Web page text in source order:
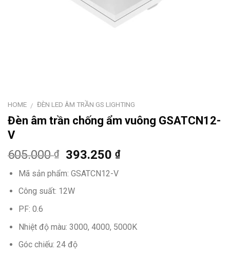
HOME / ĐÈN LED ÂM TRẦN GS LIGHTING
Đèn âm trần chống ẩm vuông GSATCN12-
V
605.000₫ 393.250₫
Mã sản phẩm: GSATCN12-V
Công suất: 12W
PF: 0.6
Nhiệt độ màu: 3000, 4000, 5000K
Góc chiếu: 24 độ